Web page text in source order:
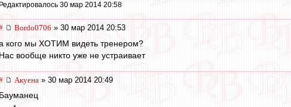
Редактировалось 30 мар 2014 20:58
Bordo0706 » 30 мар 2014 20:53
кого мы ХОТИМ видеть тренером?
Нас вообще никто уже не устраивает
Акуена » 30 мар 2014 20:49
Бауманец